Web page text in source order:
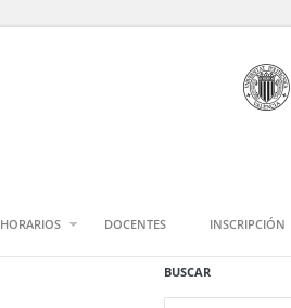
HORARIOS DOCENTES INSCRIPCIÓN
BUSCAR